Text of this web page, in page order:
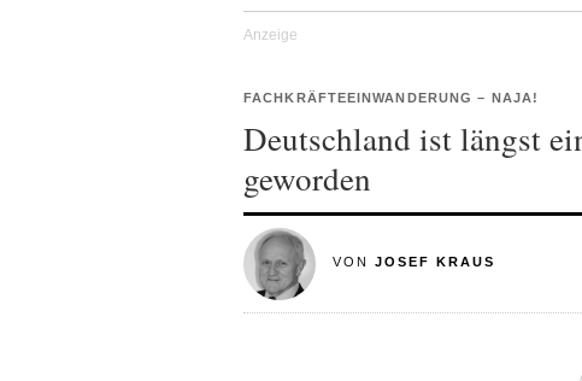
FACHKRÄFTEEINWANDERUNG – NAJA!
Deutschland ist längst
geworden
VON JOSEF KRAUS